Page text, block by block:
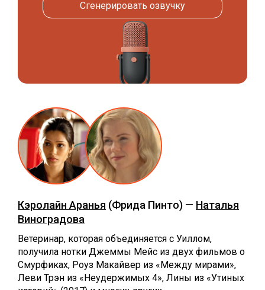
Сгенерировать озвучку
Кэролайн Аранья (Фрида Пинто) — Наталья
Виноградова
Ветеринар, которая объединяется с Уиллом,
получила нотки Джеммы Мейс из двух фильмов о
Смурфиках, Роуз Макайвер из «Между мирами»,
Леви Трэн из «Неудержимых 4», Лины из «Утиных